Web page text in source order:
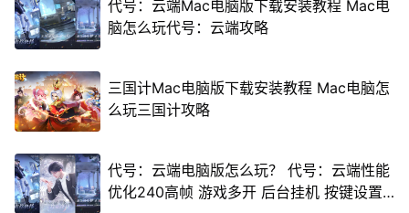
代号：云端Mac电脑版下载安装教程 Mac电
脑怎么玩代号：云端攻略
三国计Mac电脑版下载安装教程 Mac电脑怎
么玩三国计攻略
代号：云端电脑版怎么玩？ 代号：云端性能
优化240高帧 游戏多开 后台挂机 按键设置